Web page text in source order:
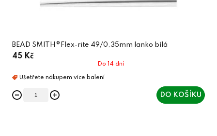
BEAD SMITH®Flex-rite 49/0,35mm lanko bílá
45 Kč
Do 14 dní
DO KOŠÍKU